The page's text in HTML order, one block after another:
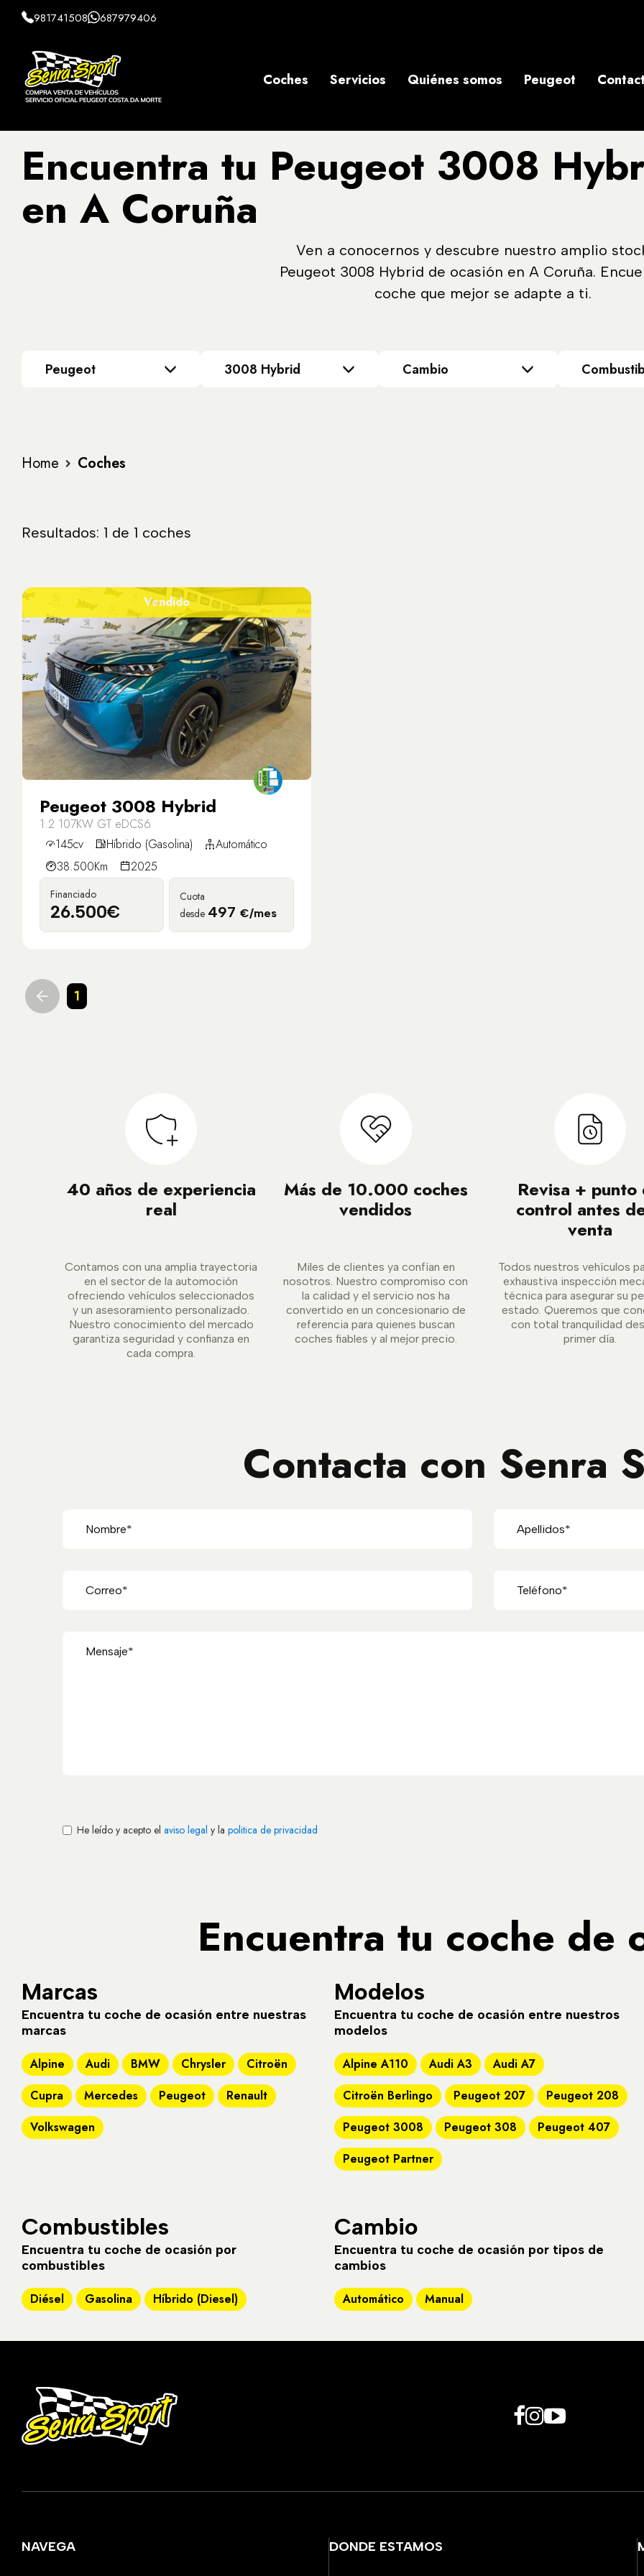
981741508 687979406
Coches Servicios Quiénes somos Peugeot
Encuentra tu Peugeot 3008
en A Coruña
Ven a conocernos y descubre nuestro amplio
Peugeot 3008 Hybrid de ocasión en A Coruña.
coche que mejor se adapte a ti.
Peugeot 3008 Hybrid Cambio
Home Coches
Resultados: 1 de 1 coches
Vendido
Peugeot 3008 Hybrid
1.2 107KW GT eDCS6
145cv
Híbrido (Gasolina)
Automático
38.500Km
2025
Financiado
26.500€
Cuota
desde 497€/mes
1
40 años de experiencia
real
Contamos con una amplia trayectoria
en el sector de la automoción
ofreciendo vehículos seleccionados
y un asesoramiento personalizado.
Nuestro conocimiento del mercado
garantiza seguridad y confianza en
cada compra.
Más de 10.000 coches
vendidos
Miles de clientes ya confían en
nosotros. Nuestro compromiso con
la calidad y el servicio nos ha
convertido en un concesionario de
referencia para quienes buscan
coches fiables y al mejor precio.
Revisa + punto
control antes
venta
Todos nuestros vehículos
exhaustiva inspección
técnica para asegurar su
estado. Queremos que
con total tranquilidad
primer día.
Contacta con Senra
He leído y acepto el aviso legal y la politica de privacidad
Encuentra tu coche de
Marcas
Encuentra tu coche de ocasión entre nuestras
marcas
Alpine Audi BMW Chrysler
Citroën
Cupra
Mercedes Peugeot
Renault
Volkswagen
Modelos
Encuentra tu coche de ocasión entre nuestros
modelos
Alpine A110 Audi A3
Audi A7
Citroën Berlingo
Peugeot 207
Peugeot 208
Peugeot 3008
Peugeot 308
Peugeot 407
Peugeot Partner
Combustibles
Encuentra tu coche de ocasión por
combustibles
Diésel Gasolina Híbrido (Diesel)
Cambio
Encuentra tu coche de ocasión por tipos de
cambios
Automático Manual
NAVEGA DONDE ESTAMOS